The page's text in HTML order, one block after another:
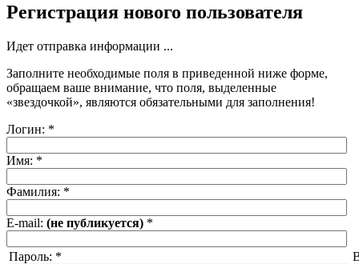
Регистрация нового пользователя
Идет отправка информации ...
Заполните необходимые поля в приведенной ниже форме,
обращаем ваше внимание, что поля, выделенные
«звездочкой», являются обязательными для заполнения!
Логин: *
Имя: *
Фамилия: *
E-mail: (не публикуется) *
Пароль: *